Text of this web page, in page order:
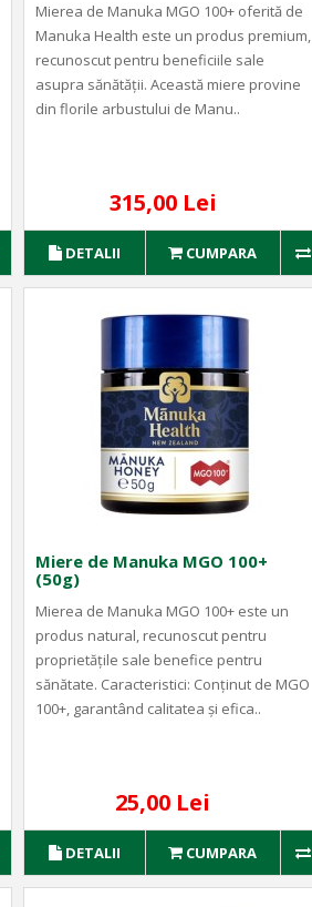
Mierea de Manuka MGO 100+ oferită de
Manuka Health este un produs premium,
recunoscut pentru beneficiile sale
asupra sănătății. Această miere provine
din florile arbustului de Manu..
315,00 Lei
DETALII CUMPARA
Miere de Manuka MGO 100+
(50g)
Mierea de Manuka MGO 100+ este un
produs natural, recunoscut pentru
proprietățile sale benefice pentru
sănătate. Caracteristici: Conținut de MGO
100+, garantând calitatea și efica..
25,00 Lei
DETALII CUMPARA